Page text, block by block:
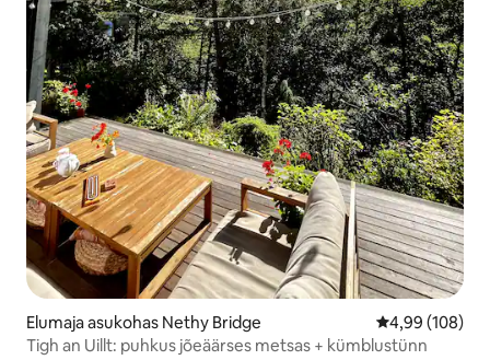
Elumaja asukohas Nethy Bridge Keskmine
4,99 (108)
Tigh an Uillt: puhkus jõeäärses metsas + kümblustünn